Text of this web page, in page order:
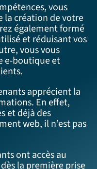
vous
la création de votre
également formé
et réduisant vos
vous vous
e-boutique et
apprécient la
En effet,
et déjà des
web, il n’est pas
ont accès au
la première prise